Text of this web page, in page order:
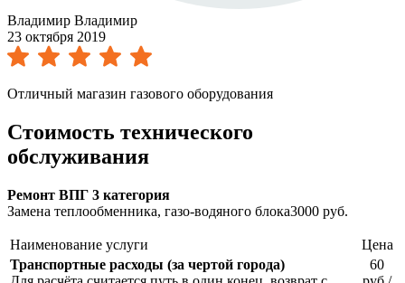
Владимир Владимир
23 октября 2019
Отличный магазин газового оборудования
Стоимость технического
обслуживания
Ремонт ВПГ 3 категория
Замена теплообменника, газо-водяного блока3000 руб.
Наименование услуги
Цена
Транспортные расходы (за чертой города)
60